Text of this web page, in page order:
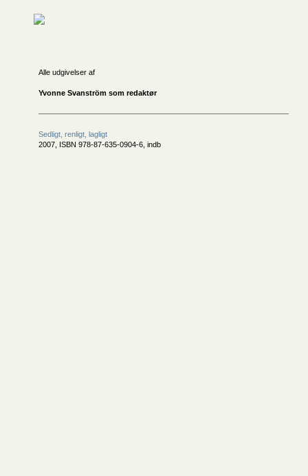
Alle udgivelser af
Yvonne Svanström som redaktør
Sedligt, renligt, lagligt
2007, ISBN 978-87-635-0904-6, indb